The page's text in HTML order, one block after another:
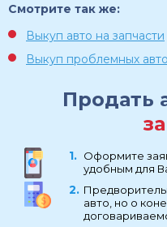
Смотрите так же:
Выкуп авто на запчасти
Выкуп проблемных авто
Продать
Оформите
удобным для
авто, но о